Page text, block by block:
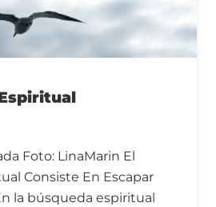
Foto: LinaMarin El
Consiste En Escapar
la búsqueda espiritual